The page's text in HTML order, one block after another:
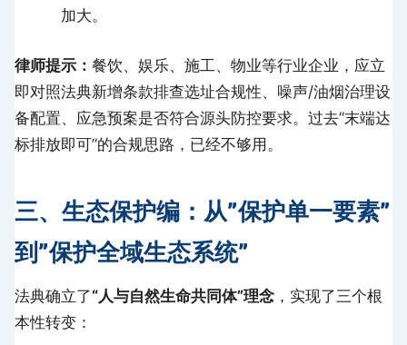
加大。
律师提示： 餐饮、娱乐、施工、物业等行业企业，应立
即对照法典新增条款排查选址合规性、噪声/油烟治理设
备配置、应急预案是否符合源头防控要求。过去”末端达
标排放即可”的合规思路，已经不够用。
三、生态保护编：从”保护单一要素”
到”保护全域生态系统”
法典确立了“人与自然生命共同体”理念 ，实现了三个根
本性转变：